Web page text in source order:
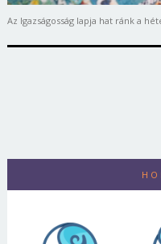
Az Igazságosság lapja hat ránk a